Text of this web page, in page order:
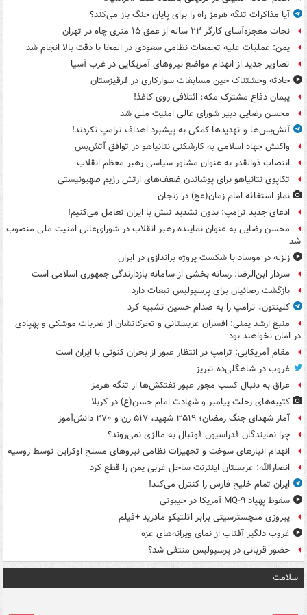
آیا مذاکرات تنگه هرمز راه را برای پایان جنگ باز می‌کند؟
نجات معجزه‌آسای کارگر ۲۲ ساله از عمق ۱۵ متری چاه در تهران
یمن: عملیات علیه تجمعات نظامی سعودی در المخا با دقت بالا انجام شد
تصاویر جدید از انهدام مواضع نیروهای آمریکایی در غرب آسیا
حادثه وحشتناک حین مسابقات سوارکاری در قرقیزستان
پیمان دفاع مشترک مکه؛ ائتلافی روی کاغذ!
محسن رضایی دبیر شورای عالی امنیت ملی شد
آتش‌بس‌ها و تهدیدها کمکی به پیشبرد اهداف ترامپ نکردند!
واکنش جهاد اسلامی به کارشکنی نتانیاهو در توافق آتش‌بس
انتصاب ذوالقدر به عنوان مشاور سیاسی رهبر معظم انقلاب
تکاپوی نتانیاهو برای پوشاندن ضعف‌های ارتش رژیم صهیونیستی
نماز استغاثه امام زمان(عج) در زنجان
ادعای جدید ترامپ: بدون تشدید تنش با ایران تعامل می‌کنیم!
محسن رضایی به عنوان نماینده رهبر انقلاب در شورای‌عالی امنیت ملی منصوب
شد
زلزله در موساد با شکست پروژه براندازی در ایران
سردار ابن‌الرضا: رسانه بخشی از سامانه بازدارندگی جمهوری اسلامی است
بازگشت رضائیان برای پرسپولیس تبعات دارد
کلینتون، ترامپ را به صدام حسین تشبیه کرد
منبع ارشد یمنی: افسران عربستانی و تحرکاتشان از ضربات موشکی و پهپادی
در امان نخواهند بود
مقام آمریکایی: ترامپ در انتظار عبور از بحران کنونی با ایران است
غروب در شاهگلی‌ده تبریز
عراق به دنبال کسب مجوز عبور نفتکش‌ها از تنگه هرمز
کتیبه‌های رحلت پیامبر و شهادت امام حسن(ع) در کربلا
آمار شهدای جنگ رمضان؛ ۳۵۱۹ شهید، ۵۱۷ زن و ۲۷۰ دانش‌آموز
چرا نمایندگان فدراسیون فوتبال به مالزی نمی‌روند؟
انهدام انبارهای سوخت و تجهیزات نظامی نیروهای مسلح اوکراین توسط روسیه
انصارالله: عربستان اینترنت ساحل غربی یمن را قطع کرد
ایران تمام خلیج فارس را کنترل می‌کند!
سقوط پهپاد MQ-۹ آمریکا در جیبوتی
پیروزی منچسترسیتی برابر اتلتیکو مادرید +فیلم
غروب دلگیر آفتاب از نمای ویرانه‌های غزه
حضور قربانی در پرسپولیس منتفی شد؟
سلامت